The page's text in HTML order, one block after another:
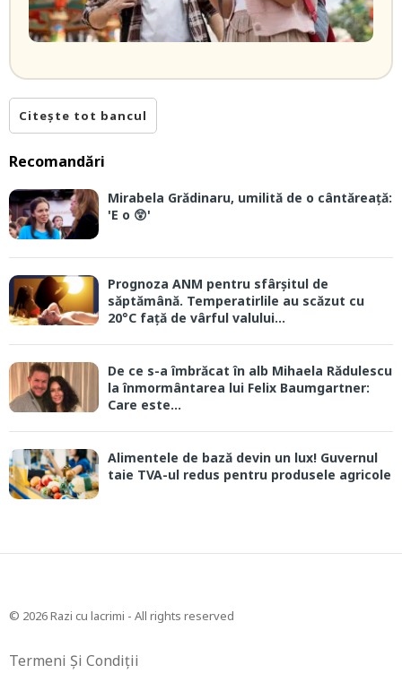
Citește tot bancul
Recomandări
Mirabela Grădinaru, umilită de o cântăreață:
'E o 😲'
Prognoza ANM pentru sfârșitul de
săptămână. Temperatirlile au scăzut cu
20°C față de vârful valului...
De ce s-a îmbrăcat în alb Mihaela Rădulescu
la înmormântarea lui Felix Baumgartner:
Care este...
Alimentele de bază devin un lux! Guvernul
taie TVA-ul redus pentru produsele agricole
© 2026 Razi cu lacrimi - All rights reserved
Termeni Și Condiții